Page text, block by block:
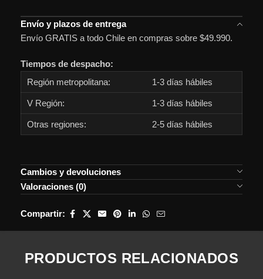
Envío y plazos de entrega
Envío GRATIS a todo Chile en compras sobre $49.990.
Tiempos de despacho:
Región metropolitana:
1-3 días hábiles
V Región: 1-3 días hábiles
Otras regiones: 2-5 días hábiles
Cambios y devoluciones
Valoraciones (0)
Compartir:
PRODUCTOS RELACIONADOS